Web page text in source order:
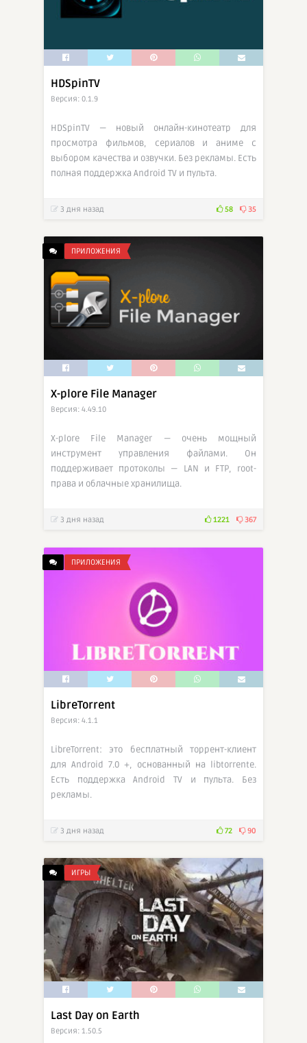
HDSpinTV
Версия: 0.1.9
HDSpinTV — новый онлайн-кинотеатр для
просмотра фильмов, сериалов и аниме с
выбором качества и озвучки. Без рекламы. Есть
полная поддержка Android TV и пульта.
3 дня назад 58 35
ПРИЛОЖЕНИЯ
X-plore File Manager
Версия: 4.49.10
X-plore File Manager — очень мощный
инструмент управления файлами. Он
поддерживает протоколы — LAN и FTP, root-
права и облачные хранилища.
3 дня назад 1221 367
ПРИЛОЖЕНИЯ
LibreTorrent
Версия: 4.1.1
LibreTorrent: это бесплатный торрент-клиент
для Android 7.0 +, основанный на libtorrentе.
Есть поддержка Android TV и пульта. Без
рекламы.
3 дня назад 72 90
ИГРЫ
Last Day on Earth
Версия: 1.50.5